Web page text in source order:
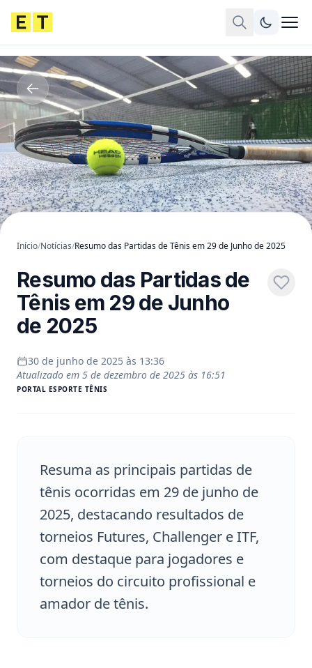
Início/Notícias/Resumo das Partidas de Tênis em 29 de Junho de 2025
Resumo das Partidas de
Tênis em 29 de Junho
de 2025
30 de junho de 2025 às 13:36
Atualizado em 5 de dezembro de 2025 às 16:51
PORTAL ESPORTE TÊNIS
Resuma as principais partidas de
tênis ocorridas em 29 de junho de
2025, destacando resultados de
torneios Futures, Challenger e ITF,
com destaque para jogadores e
torneios do circuito profissional e
amador de tênis.